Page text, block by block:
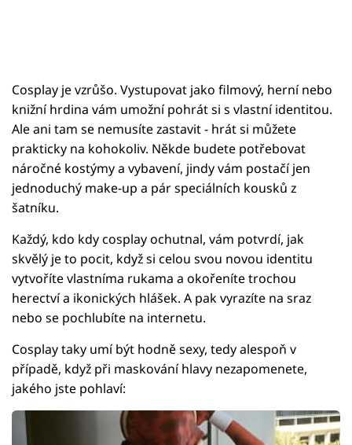
Cosplay je vzrůšo. Vystupovat jako filmový, herní nebo
knižní hrdina vám umožní pohrát si s vlastní identitou.
Ale ani tam se nemusíte zastavit - hrát si můžete
prakticky na kohokoliv. Někde budete potřebovat
náročné kostýmy a vybavení, jindy vám postačí jen
jednoduchý make-up a pár speciálních kousků z
šatníku.
Každý, kdo kdy cosplay ochutnal, vám potvrdí, jak
skvělý je to pocit, když si celou svou novou identitu
vytvoříte vlastníma rukama a okořeníte trochou
herectví a ikonických hlášek. A pak vyrazíte na sraz
nebo se pochlubíte na internetu.
Cosplay taky umí být hodně sexy, tedy alespoň v
případě, když při maskování hlavy nezapomenete,
jakého jste pohlaví: